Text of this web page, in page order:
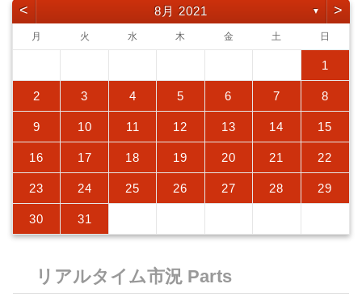
< 8月 2021 ▼ >
月 火 水 木 金 土 日
1
2 3 4 5 6 7 8
9 10 11 12 13 14 15
16 17 18 19 20 21 22
23 24 25 26 27 28 29
30 31